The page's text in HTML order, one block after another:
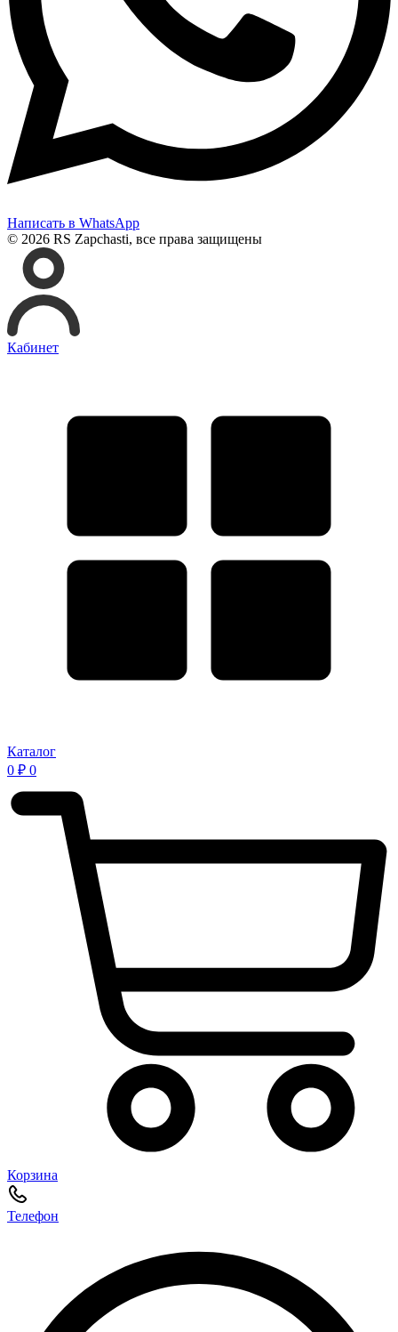
Написать в WhatsApp
© 2026 RS Zapchasti, все права защищены
Кабинет
Каталог
0 ₽ 0
Корзина
Телефон